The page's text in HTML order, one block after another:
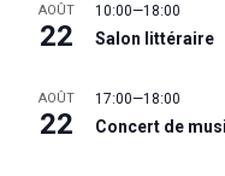
AOÛT
22
10:00—18:00
Salon littéraire
AOÛT
22
17:00—18:00
Concert de